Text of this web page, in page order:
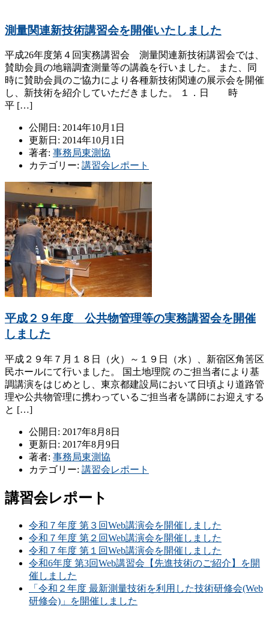
測量関連新技術講習会を開催いたしました
平成26年度第４回実務講習会 測量関連新技術講習会では、
賛助会員の地籍調査測量等の講義を行いました。 また、同
時に賛助会員のご協力により各種新技術関連の展示会を開催
し、新技術を紹介していただきました。 １．日 時
平 […]
公開日: 2014年10月1日
更新日: 2014年10月1日
著者: 事務局東測協
カテゴリー: 講習会レポート
平成２９年度 公共物管理等の実務講習会を開催
しました
平成２９年７月１８日（火）～１９日（水）、新宿区角筈区
民ホールにて行いました。 国土地理院 のご担当者により基
調講演をはじめとし、東京都建設局において日頃より道路管
理や公共物管理に携わっているご担当者を講師にお迎えする
と […]
公開日: 2017年8月8日
更新日: 2017年8月9日
著者: 事務局東測協
カテゴリー: 講習会レポート
講習会レポート
令和７年度 第３回Web講演会を開催しました
令和７年度 第２回Web講演会を開催しました
令和７年度 第１回Web講演会を開催しました
令和6年度 第3回Web講習会【先進技術のご紹介】を開
催しました
「令和２年度 最新測量技術を利用した技術研修会(Web
研修会)」を開催しました